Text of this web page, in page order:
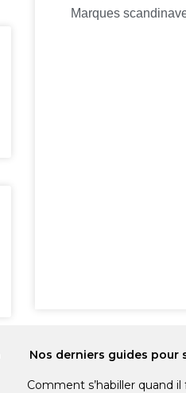
Marques
Nos derniers guides pour
Comment s’habiller quand il